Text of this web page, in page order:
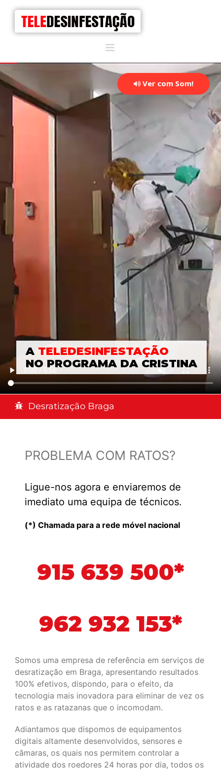
A TELEDESINFESTAÇÃO
NO PROGRAMA DA CRISTINA
Ver com Som!
Desratização Braga
PROBLEMA COM RATOS?
Ligue-nos agora e enviaremos de
imediato uma equipa de técnicos.
(*) Chamada para a rede móvel nacional
915 639 500*
962 932 153*
Somos uma empresa de referência em serviços de
desratização em Braga, apresentando resultados
100% efetivos, dispondo, para o efeito, da
tecnologia mais inovadora para eliminar de vez os
ratos e as ratazanas que o incomodam.
Adiantamos que dispomos de equipamentos
digitais altamente desenvolvidos, sensores e
câmaras, os quais nos permitem controlar a
atividade dos roedores 24 horas por dia, todos os